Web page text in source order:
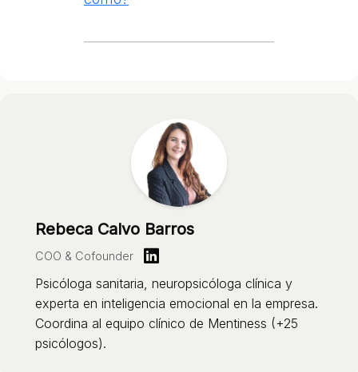
Rebeca Calvo Barros
COO & Cofounder
Psicóloga sanitaria, neuropsicóloga clínica y
experta en inteligencia emocional en la empresa.
Coordina al equipo clínico de Mentiness (+25
psicólogos).